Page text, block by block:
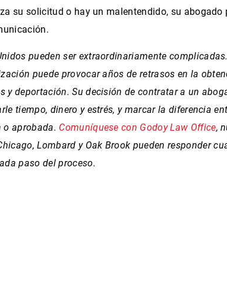
su solicitud o hay un malentendido, su abogado
pueden ser extraordinariamente
puede provocar años de retrasos en la
y deportación. Su decisión de contratar a un
tiempo, dinero y estrés, y marcar la diferencia
aprobada. Comuníquese con Godoy Law Office,
Lombard y Oak Brook pueden responder
paso del proceso.